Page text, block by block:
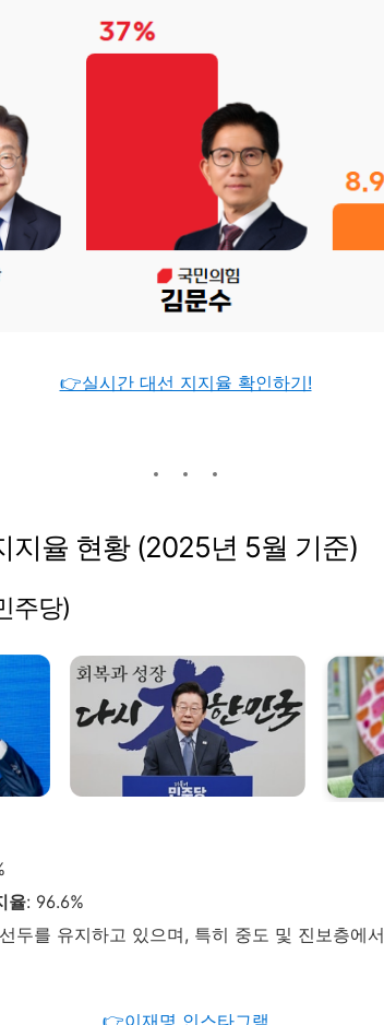
👉실시간 대선 지지율 확인하기!
지율 현황 (2025년 5월 기준)
주당)
율: 96.6%
선두를 유지하고 있으며, 특히 중도 및 진보층에서